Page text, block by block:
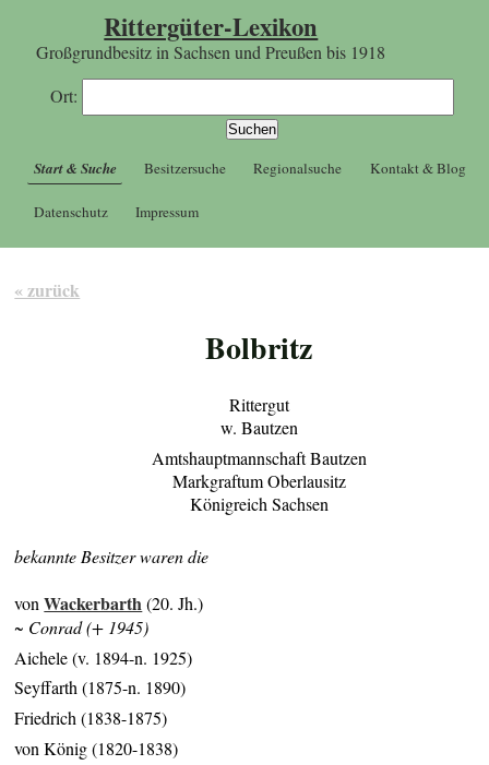
Rittergüter-Lexikon
Großgrundbesitz in Sachsen und Preußen bis 1918
Ort:
Start & Suche Besitzersuche Regionalsuche Kontakt & Blog
Datenschutz Impressum
« zurück
Bolbritz
Rittergut
w. Bautzen
Amtshauptmannschaft Bautzen
Markgraftum Oberlausitz
Königreich Sachsen
bekannte Besitzer waren die
vonWackerbarth(20. Jh.)
~ Conrad (+ 1945)
Aichele (v. 1894-n. 1925)
Seyffarth (1875-n. 1890)
Friedrich (1838-1875)
von König (1820-1838)